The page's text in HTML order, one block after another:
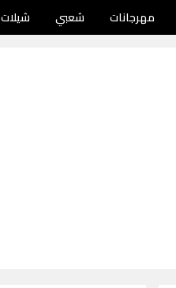
مهرجانات شعبي شيلات